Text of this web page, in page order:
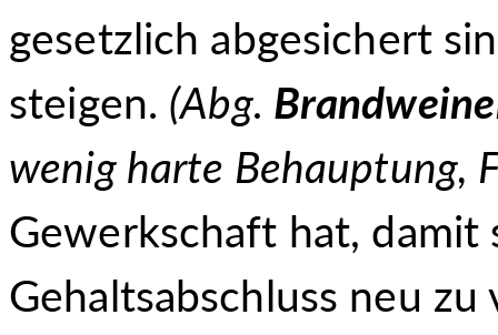
gesetzlich abgesichert
steigen. (Abg.
wenig harte Behauptung,
Gewerkschaft hat, damit
Gehaltsabschluss neu